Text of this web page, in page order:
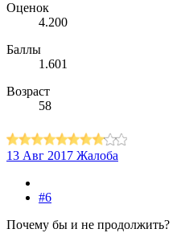
Оценок
4.200
Баллы
1.601
Возраст
58
13 Авг 2017 Жалоба
#6
Почему бы и не продолжить?